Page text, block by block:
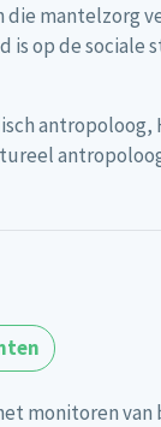
mantelzorg
op de sociale
antropoloog,
monitoren van